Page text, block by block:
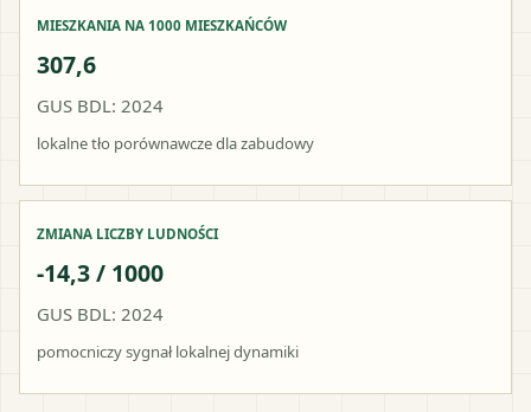
MIESZKANIA NA 1000 MIESZKAŃCÓW
307,6
GUS BDL: 2024
lokalne tło porównawcze dla zabudowy
ZMIANA LICZBY LUDNOŚCI
-14,3 / 1000
GUS BDL: 2024
pomocniczy sygnał lokalnej dynamiki